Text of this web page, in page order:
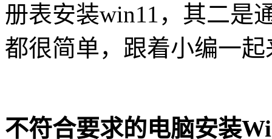
册表安装win11 ，其二是
都很简单，跟着小编一
不符合要求的电脑安装